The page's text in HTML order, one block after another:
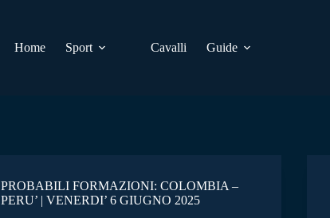
Home
Sport Cavalli Guide
PROBABILI FORMAZIONI: COLOMBIA –
PERU’ | VENERDI’ 6 GIUGNO 2025